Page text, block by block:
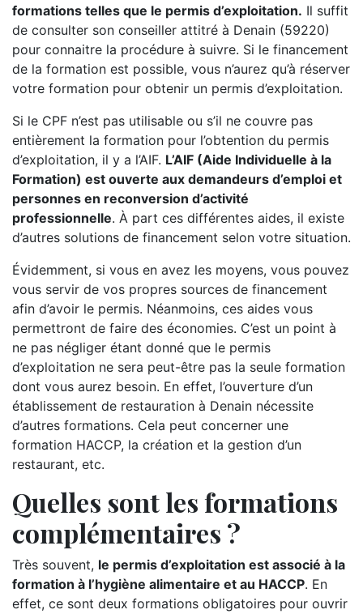
formations telles que le permis d’exploitation. Il suffit
de consulter son conseiller attitré à Denain (59220)
pour connaitre la procédure à suivre. Si le financement
de la formation est possible, vous n’aurez qu’à réserver
votre formation pour obtenir un permis d’exploitation.
Si le CPF n’est pas utilisable ou s’il ne couvre pas
entièrement la formation pour l’obtention du permis
d’exploitation, il y a l’AIF. L’AIF (Aide Individuelle à la
Formation) est ouverte aux demandeurs d’emploi et
personnes en reconversion d’activité
professionnelle. À part ces différentes aides, il existe
d’autres solutions de financement selon votre situation.
Évidemment, si vous en avez les moyens, vous pouvez
vous servir de vos propres sources de financement
afin d’avoir le permis. Néanmoins, ces aides vous
permettront de faire des économies. C’est un point à
ne pas négliger étant donné que le permis
d’exploitation ne sera peut-être pas la seule formation
dont vous aurez besoin. En effet, l’ouverture d’un
établissement de restauration à Denain nécessite
d’autres formations. Cela peut concerner une
formation HACCP, la création et la gestion d’un
restaurant, etc.
Quelles sont les formations
complémentaires ?
Très souvent, le permis d’exploitation est associé à la
formation à l’hygiène alimentaire et au HACCP. En
effet, ce sont deux formations obligatoires pour ouvrir